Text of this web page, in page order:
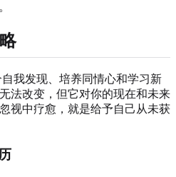
。
我发现、培养同情心和学习新
法改变，但它对你的现在和未来
视中疗愈，就是给予自己从未获